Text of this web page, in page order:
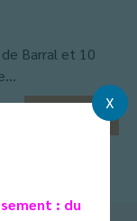
: du
X
Barral et 10
+